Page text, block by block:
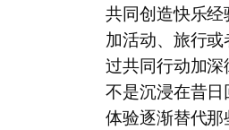
共同创造快乐
加活动、旅行
过共同行动加
不是沉浸在昔
体验逐渐替代